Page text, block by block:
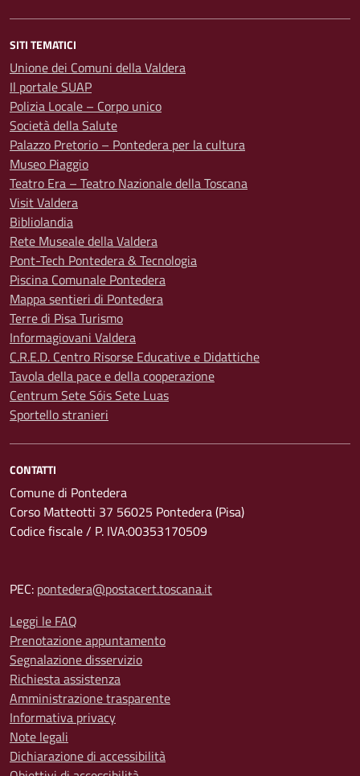
SITI TEMATICI
Unione dei Comuni della Valdera
Il portale SUAP
Polizia Locale – Corpo unico
Società della Salute
Palazzo Pretorio – Pontedera per la cultura
Museo Piaggio
Teatro Era – Teatro Nazionale della Toscana
Visit Valdera
Bibliolandia
Rete Museale della Valdera
Pont-Tech Pontedera & Tecnologia
Piscina Comunale Pontedera
Mappa sentieri di Pontedera
Terre di Pisa Turismo
Informagiovani Valdera
C.R.E.D. Centro Risorse Educative e Didattiche
Tavola della pace e della cooperazione
Centrum Sete Sóis Sete Luas
Sportello stranieri
CONTATTI
Comune di Pontedera
Corso Matteotti 37 56025 Pontedera (Pisa)
Codice fiscale / P. IVA:00353170509
PEC: pontedera@postacert.toscana.it
Leggi le FAQ
Prenotazione appuntamento
Segnalazione disservizio
Richiesta assistenza
Amministrazione trasparente
Informativa privacy
Note legali
Dichiarazione di accessibilità